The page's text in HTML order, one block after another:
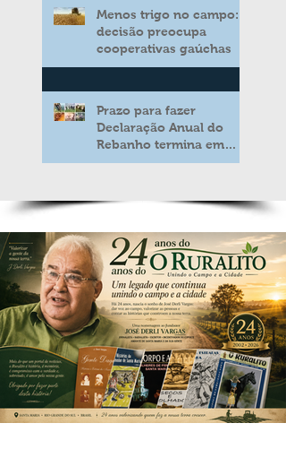
Menos trigo no campo:
decisão preocupa
cooperativas gaúchas
Prazo para fazer
Declaração Anual do
Rebanho termina em
duas semanas